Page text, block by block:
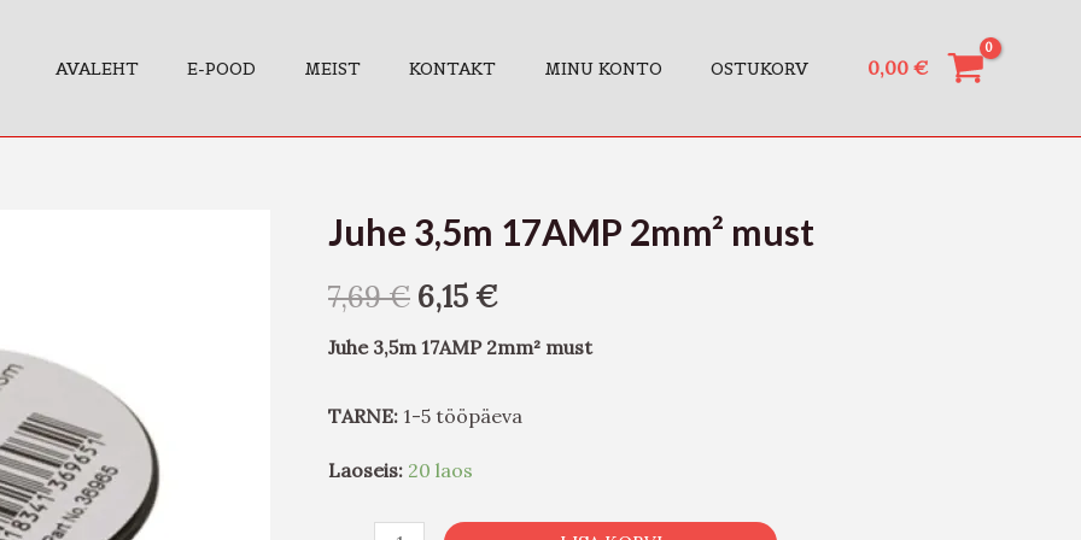
AVALEHT E-POOD MEIST KONTAKT MINU KONTO OSTUKORV 0,00 €
Juhe 3,5m 17AMP 2mm² must
7,69€ 6,15€
Juhe 3,5m 17AMP 2mm² must
TARNE: 1-5 tööpäeva
Laoseis: 20 laos
Juhe
17AMP